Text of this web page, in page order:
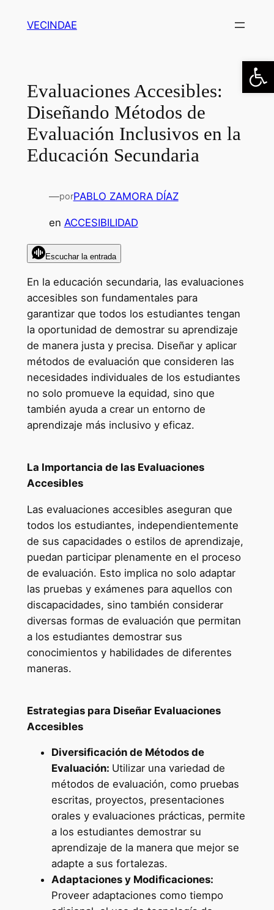
VECINDAE
Evaluaciones Accesibles:
Diseñando Métodos de
Evaluación Inclusivos en la
Educación Secundaria
—porPABLO ZAMORA DÍAZ
en ACCESIBILIDAD
Escuchar la entrada
En la educación secundaria, las evaluaciones
accesibles son fundamentales para
garantizar que todos los estudiantes tengan
la oportunidad de demostrar su aprendizaje
de manera justa y precisa. Diseñar y aplicar
métodos de evaluación que consideren las
necesidades individuales de los estudiantes
no solo promueve la equidad, sino que
también ayuda a crear un entorno de
aprendizaje más inclusivo y eficaz.
La Importancia de las Evaluaciones
Accesibles
Las evaluaciones accesibles aseguran que
todos los estudiantes, independientemente
de sus capacidades o estilos de aprendizaje,
puedan participar plenamente en el proceso
de evaluación. Esto implica no solo adaptar
las pruebas y exámenes para aquellos con
discapacidades, sino también considerar
diversas formas de evaluación que permitan
a los estudiantes demostrar sus
conocimientos y habilidades de diferentes
maneras.
Estrategias para Diseñar Evaluaciones
Accesibles
Diversificación de Métodos de
Evaluación: Utilizar una variedad de
métodos de evaluación, como pruebas
escritas, proyectos, presentaciones
orales y evaluaciones prácticas, permite
a los estudiantes demostrar su
aprendizaje de la manera que mejor se
adapte a sus fortalezas.
Adaptaciones y Modificaciones:
Proveer adaptaciones como tiempo
Abrir